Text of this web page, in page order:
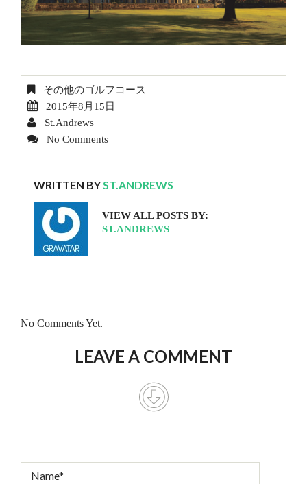
その他のゴルフコース
2015年8月15日
St.Andrews
No Comments
WRITTEN BYST.ANDREWS
VIEW ALL POSTS BY:
ST.ANDREWS
No Comments Yet.
LEAVE A COMMENT